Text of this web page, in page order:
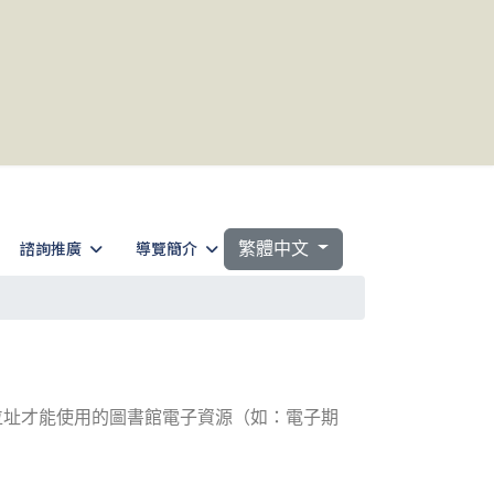
諮詢推廣 導覽簡介 選擇你的語言
繁體中文
才能使用的圖書館電子資源（如：電子期